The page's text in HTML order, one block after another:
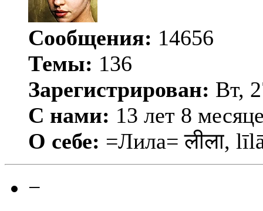
Сообщения: 14656
Темы: 136
Зарегистрирован: Вт,
С нами: 13 лет 8
О себе: =Лила= लीला,
−